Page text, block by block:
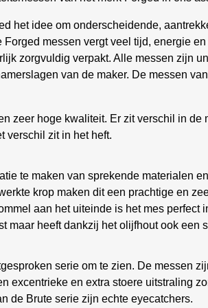
het idee om onderscheidende,
messen vergt veel tijd, energie
zorgvuldig verpakt. Alle messen zijn
van de maker. De messen
zeer hoge kwaliteit. Er zit verschil in de
verschil zit in het heft.
te maken van sprekende materialen
krop maken dit een prachtige en
aan het uiteinde is het mes perfect
heeft dankzij het olijfhout ook een
serie om te zien. De messen
excentrieke en extra stoere uitstraling
de Brute serie zijn echte eyecatchers.